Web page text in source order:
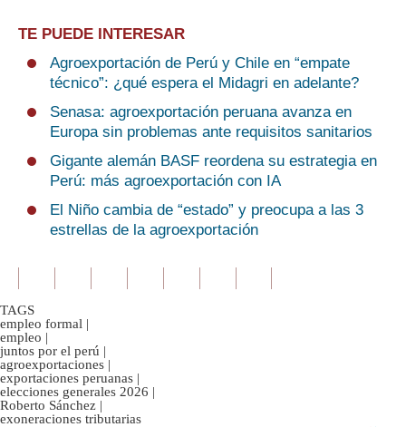
TE PUEDE INTERESAR
Agroexportación de Perú y Chile en “empate
técnico”: ¿qué espera el Midagri en adelante?
Senasa: agroexportación peruana avanza en
Europa sin problemas ante requisitos sanitarios
Gigante alemán BASF reordena su estrategia en
Perú: más agroexportación con IA
El Niño cambia de “estado” y preocupa a las 3
estrellas de la agroexportación
TAGS
empleo formal |
empleo |
juntos por el perú |
agroexportaciones |
exportaciones peruanas |
elecciones generales 2026 |
Roberto Sánchez |
exoneraciones tributarias